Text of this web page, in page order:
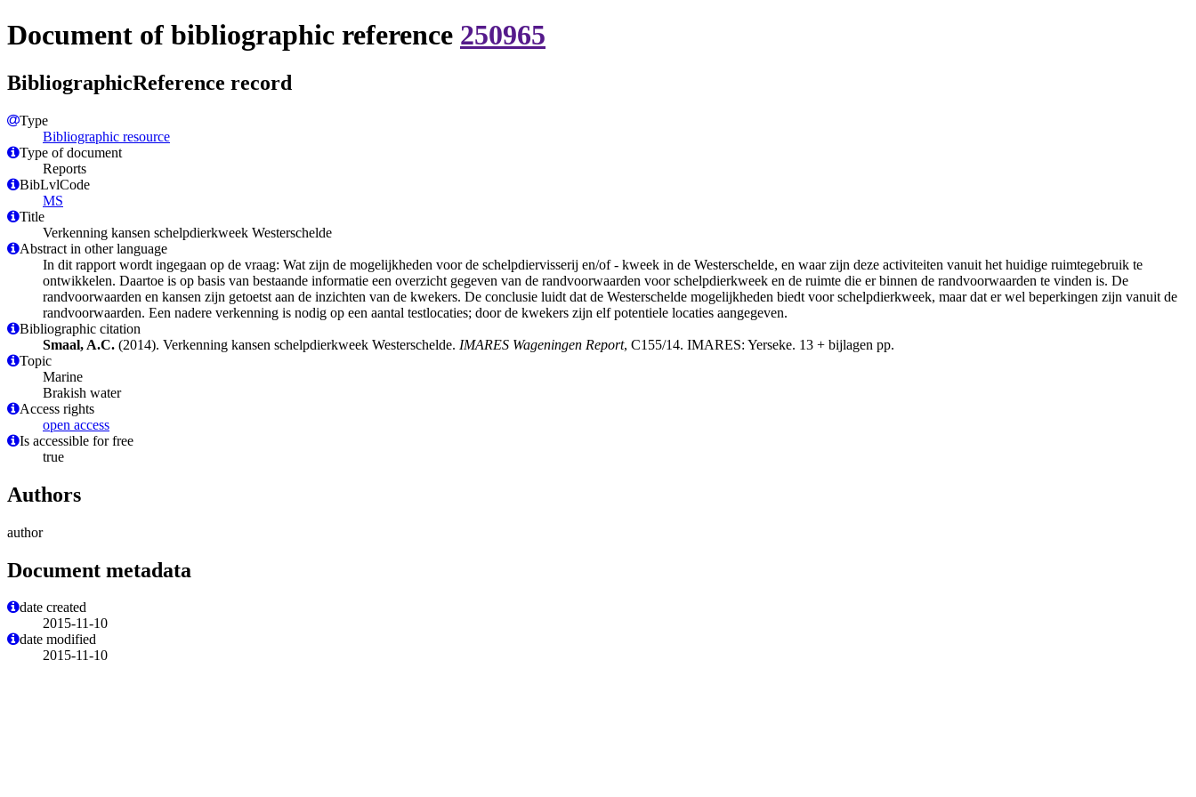
Document of bibliographic reference 250965
BibliographicReference record
Type
Bibliographic resource
Type of document
Reports
BibLvlCode
MS
Title
Verkenning kansen schelpdierkweek Westerschelde
Abstract in other language
In dit rapport wordt ingegaan op de vraag: Wat zijn de mogelijkheden voor de schelpdiervisserij en/of - kweek in de Westerschelde, en waar zijn deze activiteiten vanuit het huidige ruimtegebruik te
ontwikkelen. Daartoe is op basis van bestaande informatie een overzicht gegeven van de randvoorwaarden voor schelpdierkweek en de ruimte die er binnen de randvoorwaarden te vinden is. De
randvoorwaarden en kansen zijn getoetst aan de inzichten van de kwekers. De conclusie luidt dat de Westerschelde mogelijkheden biedt voor schelpdierkweek, maar dat er wel beperkingen zijn vanuit de
randvoorwaarden. Een nadere verkenning is nodig op een aantal testlocaties; door de kwekers zijn elf potentiele locaties aangegeven.
Bibliographic citation
Smaal, A.C. (2014). Verkenning kansen schelpdierkweek Westerschelde. IMARES Wageningen Report, C155/14. IMARES: Yerseke. 13 + bijlagen pp.
Topic
Marine
Brakish water
Access rights
open access
Is accessible for free
true
Authors
author
Document metadata
date created
2015-11-10
date modified
2015-11-10